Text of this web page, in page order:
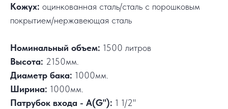
Кожух: оцинкованная сталь/сталь с порошковым
покрытием/нержавеющая сталь
Номинальный объем: 1500 литров
Высота: 2150мм.
Диаметр бака: 1000мм.
Ширина: 1000мм.
Патрубок входа - А(G"): 1 1/2"